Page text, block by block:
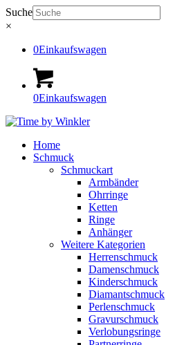
Suche
×
0Einkaufswagen
0Einkaufswagen
Home
Schmuck
Schmuckart
Armbänder
Ohrringe
Ketten
Ringe
Anhänger
Weitere Kategorien
Herrenschmuck
Damenschmuck
Kinderschmuck
Diamantschmuck
Perlenschmuck
Gravurschmuck
Verlobungsringe